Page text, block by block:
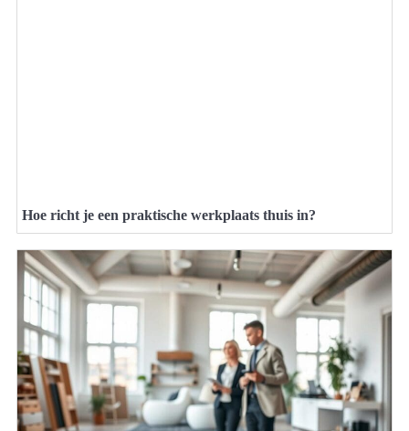
Hoe richt je een praktische werkplaats thuis in?